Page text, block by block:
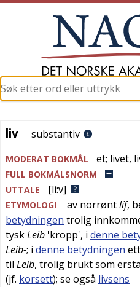
liv
liv substantiv
MODERAT BOKMÅL et; livet,
FULL BOKMÅLSNORM
UTTALE
[li:v]
ETYMOLOGI av norrøntlíf,
betydningen trolig
tyskLeib 'kropp', i denne
Leib-; i denne betydningen
til Leib, trolig brukt som
(jf. korsett); se også livsens